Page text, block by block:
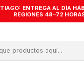
ENTREGA AL DÍA
REGIONES 48–72
heridas
higiene nasal,